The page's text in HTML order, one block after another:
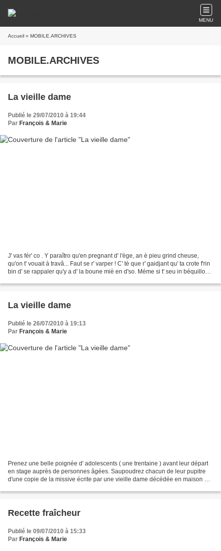
MENU
Accueil » MOBILE.ARCHIVES
MOBILE.ARCHIVES
La vieille dame
Publié le 29/07/2010 à 19:44
Par François & Marie
J' vas fér' co . Y paraîtro qu'en pregnant d' l'ège, an è pieu grind cheuse,
qu'on t' vouait à travâ... Faut se r' varper ! C' tè que r' gaidjant qu' ta crote f'rin
bin d' se rappaler qu'y a d' la boune miè en d'so. Méme si t' seu in béquillou,
La vieille dame
Publié le 26/07/2010 à 19:13
Par François & Marie
Prenez une belle poignée d' adolescents ( une trentaine ) avant leur départ
en stage auprès de personnes âgées. Saupoudrez chacun de leur pupitre
d'une copie de la missive écrite par une vieille dame décédée en maison de
Recette fraîcheur
Publié le 09/07/2010 à 15:33
Par François & Marie